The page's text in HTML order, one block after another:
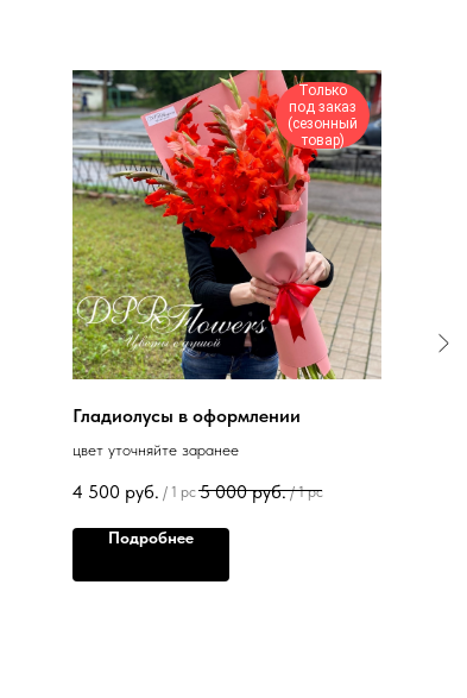
Только
под заказ
(сезонный
товар)
Гладиолусы в оформлении
цвет уточняйте заранее
4 500 руб. / 1 pc 5 000 руб. / 1 pc
Подробнее